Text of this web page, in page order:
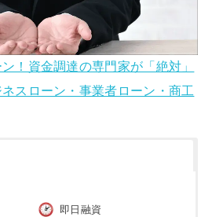
！資金調達の専門家が「絶対」
スローン・事業者ローン・商工
即日融資